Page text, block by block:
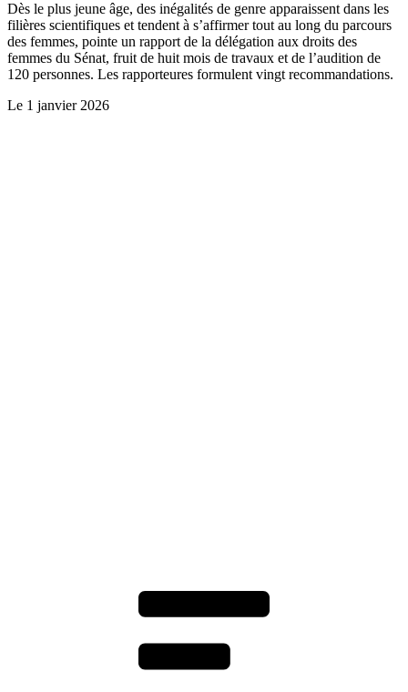
Dès le plus jeune âge, des inégalités de genre apparaissent dans les
filières scientifiques et tendent à s’affirmer tout au long du parcours
des femmes, pointe un rapport de la délégation aux droits des
femmes du Sénat, fruit de huit mois de travaux et de l’audition de
120 personnes. Les rapporteures formulent vingt recommandations.
Le 1 janvier 2026